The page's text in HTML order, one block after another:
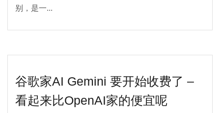
别，是一...
谷歌家AI Gemini 要开始收费了 –
看起来比OpenAI家的便宜呢